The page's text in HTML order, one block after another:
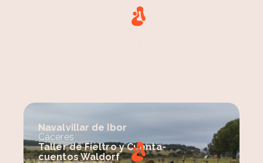
De la oveja al jabón: descubre
Navalvillar de Ibor
Cáceres
Taller de Fieltro y Cuenta-
cuentos Waldorf